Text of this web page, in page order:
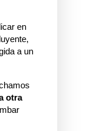
en
a un
otra